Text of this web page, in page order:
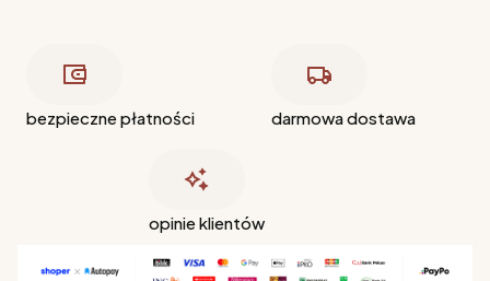
bezpieczne płatności darmowa dostawa
opinie klientów